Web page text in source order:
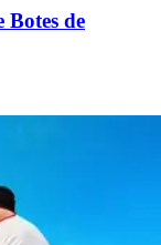
de